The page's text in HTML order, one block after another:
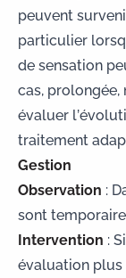
peuvent
particulier
de sensation
cas,
évaluer
traitement
Gestion
Observation :
sont
Intervention :
évaluation